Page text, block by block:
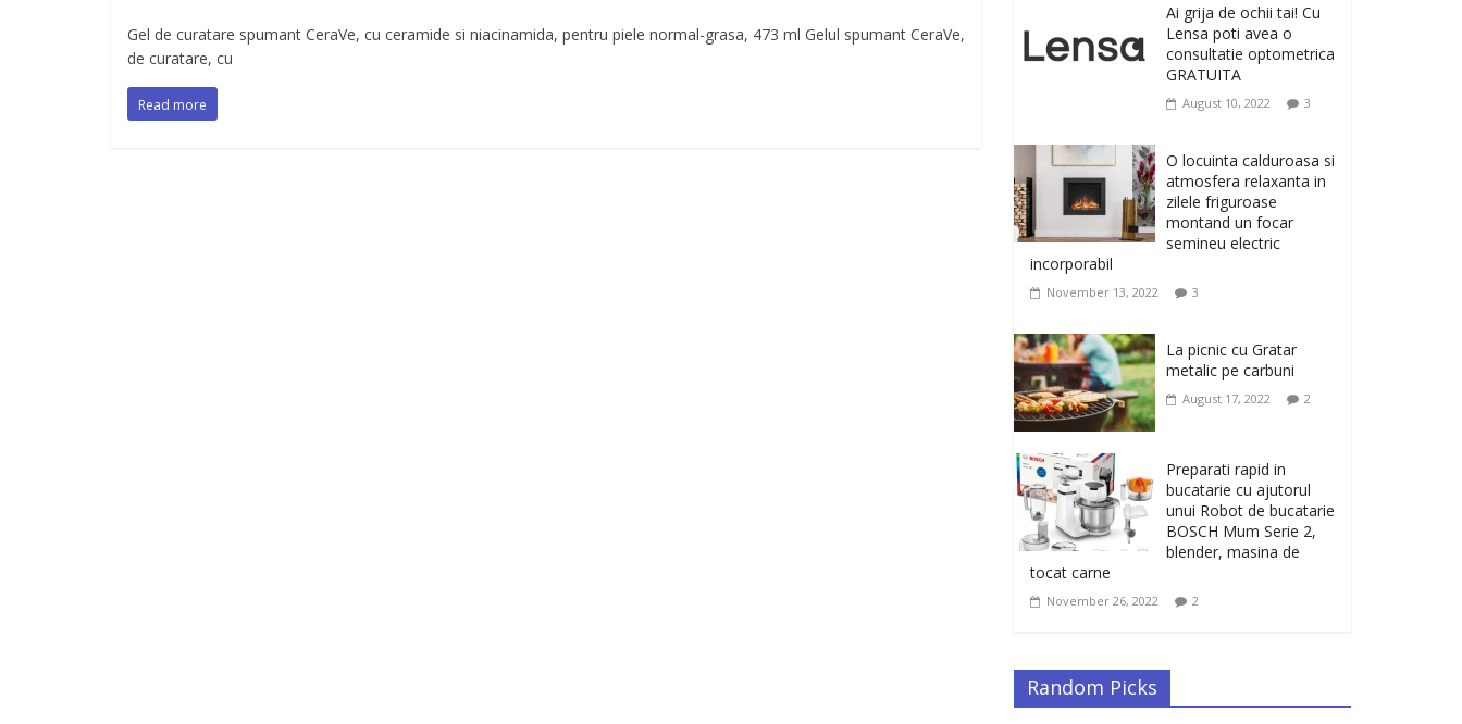
Gel de curatare spumant CeraVe, cu ceramide si niacinamida, pentru piele normal-grasa, 473 ml Gelul spumant CeraVe,
de curatare, cu
Read more
la Giftspot.ro, magazinul de cadouri
originale. O alegere buna, Oglinda de baie
cu mărire și iluminare LED
0
musculatura pentru un
corp sanatos si
armonios dezvoltat, cu
Flexor Fitness-dispozitiv
pentru tonifiere muschi
February 10, 2026
Ivatherm pentru o piele
neteda si elastica.
February 6, 2026
Ai grija de ochii tai! Cu
Lensa poti avea o
consultatie optometrica
GRATUITA
August 10, 2022 3
O locuinta calduroasa si
atmosfera relaxanta in
zilele friguroase
montand un focar
semineu electric
incorporabil
November 13, 2022 3
La picnic cu Gratar
metalic pe carbuni
August 17, 2022 2
Preparati rapid in
bucatarie cu ajutorul
unui Robot de bucatarie
BOSCH Mum Serie 2,
blender, masina de
tocat carne
November 26, 2022 2
Random Picks